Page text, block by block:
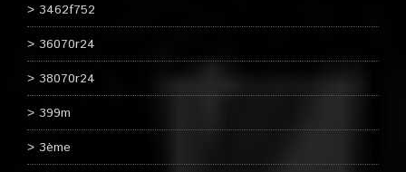
3462f752
36070r24
38070r24
399m
3ème